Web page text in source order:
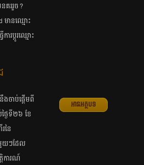
នគរ​រួច​?
មាន​​ឈ្មោះ​
ារ​ប្ដូរ​ឈ្មោះ​
ចាប់​ផ្ដើម​ពី​
ងៃ​ទី​២៦ ខែ​
នៃ​
មួយ​ៗ​ដែល​
ការណ៍
អានអត្ថបទ